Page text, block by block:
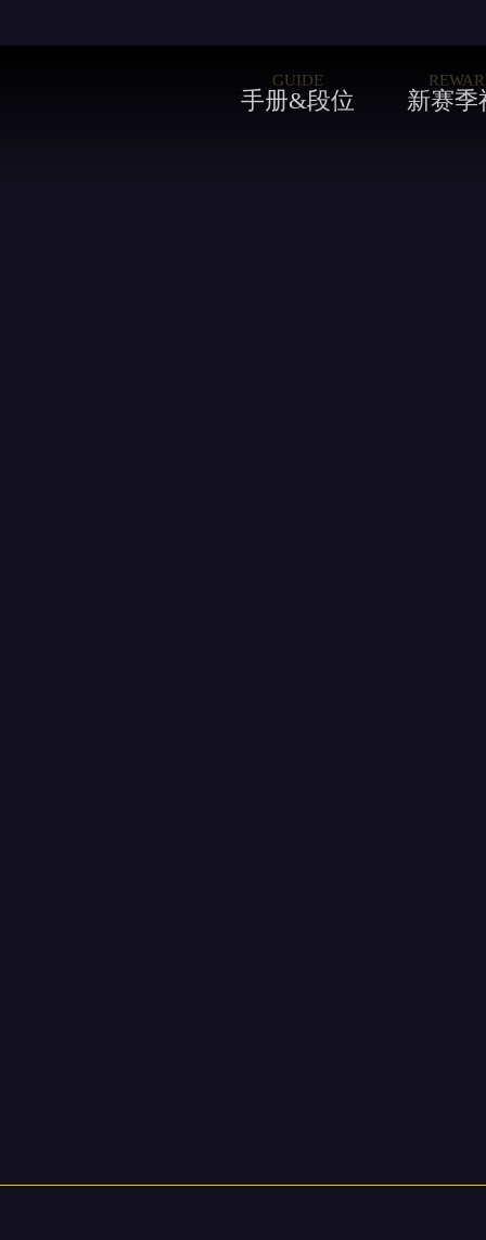
手册&段位
GUIDE
新赛季